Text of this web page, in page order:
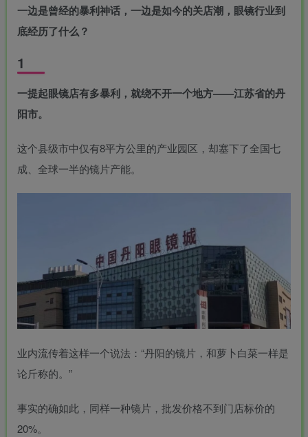
widgets-
一边是曾经的暴利神话，一边是如今的关店潮，眼镜行业到
底经历了什么？
1
一提起眼镜店有多暴利，就绕不开一个地方——江苏省的丹
阳市。
这个县级市中仅有8平方公里的产业园区，却塞下了全国七
成、全球一半的镜片产能。
业内流传着这样一个说法：“丹阳的镜片，和萝卜白菜一样是
论斤称的。”
事实的确如此，同样一种镜片，批发价格不到门店标价的
20%。